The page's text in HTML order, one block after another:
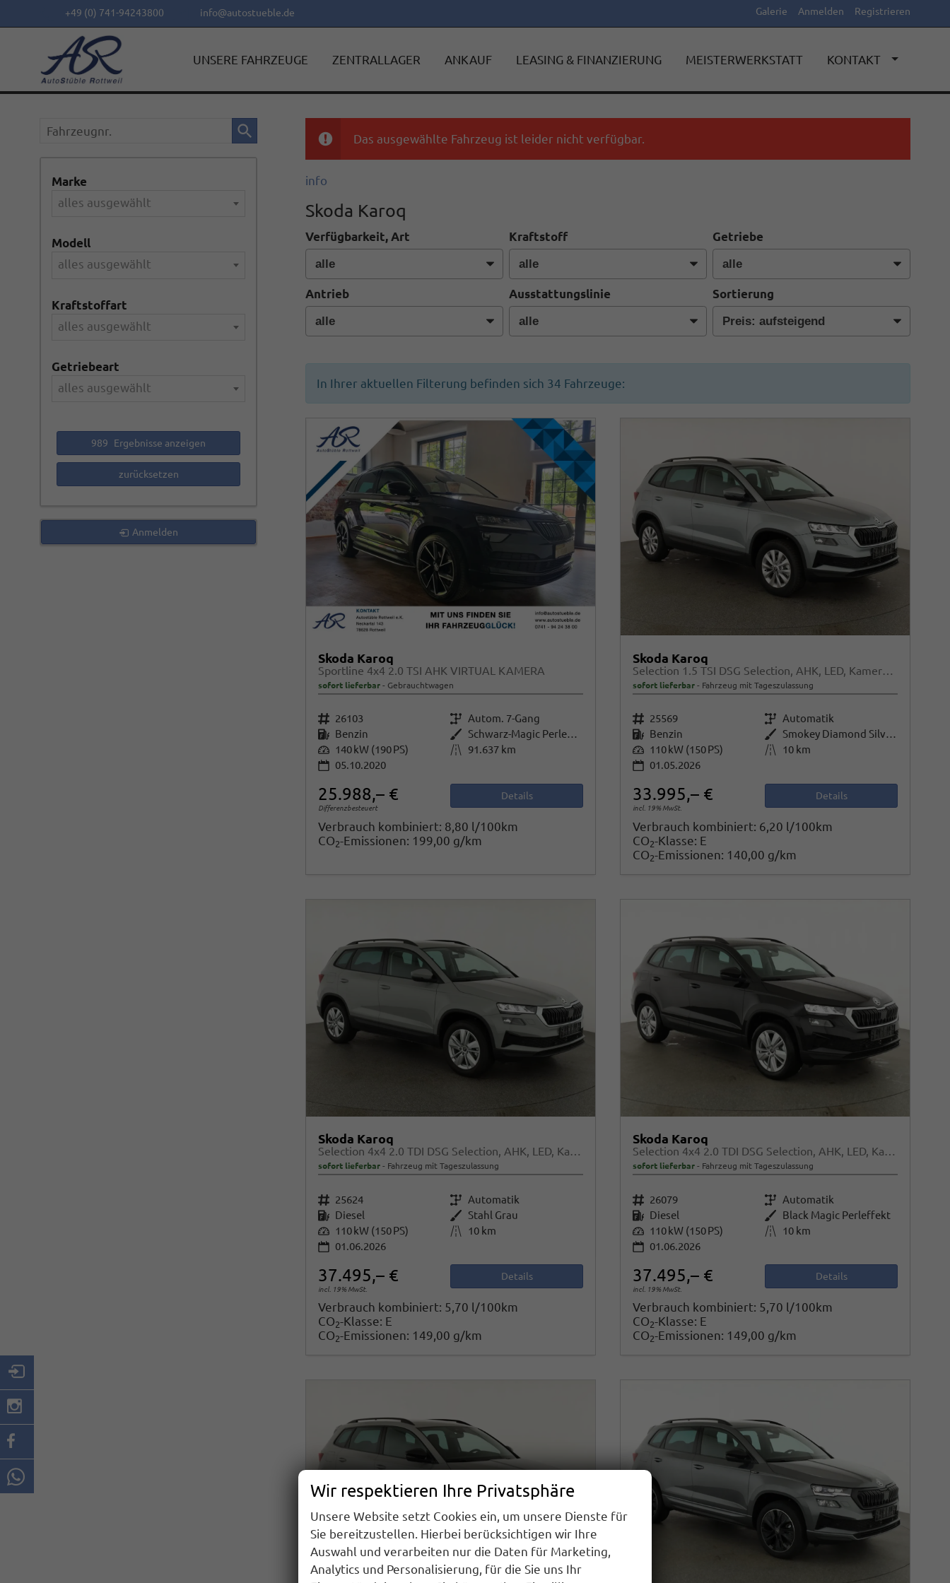
+49 (0) 741-94243800 info@autostueble.de Galerie Anmelden Registrieren
UNSERE FAHRZEUGE ZENTRALLAGER ANKAUF LEASING & FINANZIERUNG MEISTERWERKSTATT KONTAKT
Das ausgewählte Fahrzeug ist leider nicht verfügbar.
info
Skoda Karoq
Verfügbarkeit, Art Kraftstoff Getriebe
Antrieb Ausstattungslinie Sortierung
In Ihrer aktuellen Filterung befinden sich 34 Fahrzeuge:
Skoda Karoq
Sportline 4x4 2.0 TSI AHK VIRTUAL KAMERA
sofort lieferbar Gebrauchtwagen
Fahrzeugnr. 26103 GetriebeAutom. 7-Gang
Kraftstoff Benzin Außenfarbe
Schwarz-Magic Perleffekt
Leistung 140 kW (190 PS) Kilometerstand
91.637 km
05.10.2020
25.988,– €
Differenzbesteuert
Details
Verbrauch kombiniert: 8,80 l/100km
CO2-Emissionen: 199,00 g/km
Skoda Karoq
Selection 1.5 TSI DSG Selection, AHK, LED, Kamera, Winter, Ladeboden, 4 J.-Garantie
sofort lieferbar Fahrzeug mit Tageszulassung
Fahrzeugnr. 25569 GetriebeAutomatik
Kraftstoff Benzin Außenfarbe
Smokey Diamond Silver Metallic
Leistung 110 kW (150 PS) Kilometerstand 10 km
01.05.2026
33.995,– €
incl. 19% MwSt.
Details
Verbrauch kombiniert: 6,20 l/100km
CO2-Klasse: E
CO2-Emissionen: 140,00 g/km
Skoda Karoq
Selection 4x4 2.0 TDI DSG Selection, AHK, LED, Kamera, Winter, 4 J.-Garantie
sofort lieferbar Fahrzeug mit Tageszulassung
Fahrzeugnr. 25624 GetriebeAutomatik
Kraftstoff Diesel Außenfarbe Stahl Grau
Leistung 110 kW (150 PS) Kilometerstand
10 km
01.06.2026
37.495,– €
incl. 19% MwSt.
Details
Verbrauch kombiniert: 5,70 l/100km
CO2-Klasse: E
CO2-Emissionen: 149,00 g/km
Skoda Karoq
Selection 4x4 2.0 TDI DSG Selection, AHK, LED, Kamera, Winter, 4 J.-Garantie
sofort lieferbar Fahrzeug mit Tageszulassung
Fahrzeugnr. 26079 GetriebeAutomatik
Kraftstoff Diesel Außenfarbe Black Magic Perleffekt
Leistung 110 kW (150 PS) Kilometerstand 10 km
01.06.2026
37.495,– €
incl. 19% MwSt.
Details
Verbrauch kombiniert: 5,70 l/100km
CO2-Klasse: E
CO2-Emissionen: 149,00 g/km
Fahrzeugnr.
Marke
alles ausgewählt
Modell
alles ausgewählt
Kraftstoffart
alles ausgewählt
Getriebeart
alles ausgewählt
989 Ergebnisse anzeigen
zurücksetzen
Anmelden
Wir respektieren Ihre Privatsphäre
Unsere Website setzt Cookies ein, um unsere Dienste für
Sie bereitzustellen. Hierbei berücksichtigen wir Ihre
Auswahl und verarbeiten nur die Daten für Marketing,
Analytics und Personalisierung, für die Sie uns Ihr